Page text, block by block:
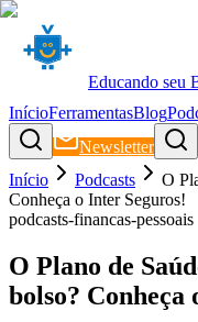
Educando seu
InícioFerramentasBlog
Newsletter
Início
Podcasts
O
Conheça o Inter Seguros!
podcasts-financas-pessoais
O Plano de
bolso? Conheça